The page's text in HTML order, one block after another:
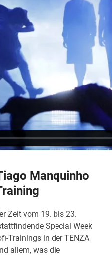
Manquinho
Zeit vom 19. bis 23.
Special Week
Trainings in der TENZA
allem, was die